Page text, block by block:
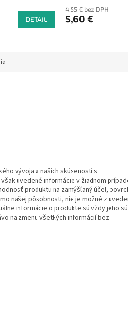
DETAIL
4,55 € bez DPH
5,60 €
vývoja a našich skúseností s
uvedené informácie v žiadnom
produktu na zamýšľaný účel,
našej pôsobnosti, nie je možné z
informácie o produkte sú vždy jeho
na zmenu všetkých informácií bez